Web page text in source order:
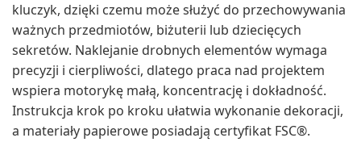
kluczyk, dzięki czemu może służyć do przechowywania
ważnych przedmiotów, biżuterii lub dziecięcych
sekretów. Naklejanie drobnych elementów wymaga
precyzji i cierpliwości, dlatego praca nad projektem
wspiera motorykę małą, koncentrację i dokładność.
Instrukcja krok po kroku ułatwia wykonanie dekoracji,
a materiały papierowe posiadają certyfikat FSC®.